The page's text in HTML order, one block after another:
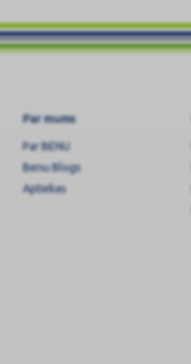
Par mums
Par BENU
Benu Blogs
Aptiekas